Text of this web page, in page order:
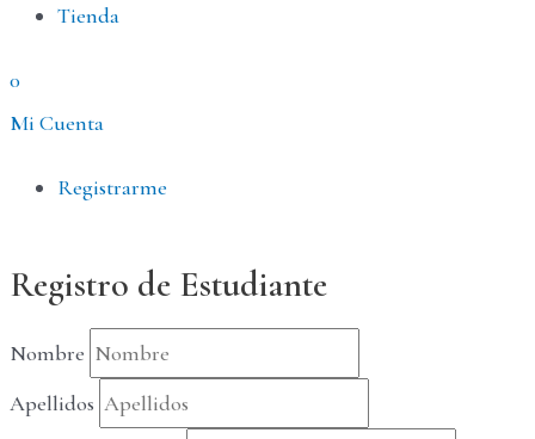
Tienda
0
Mi Cuenta
MenúRegistrarme
Registro de Estudiante
Nombre
Apellidos